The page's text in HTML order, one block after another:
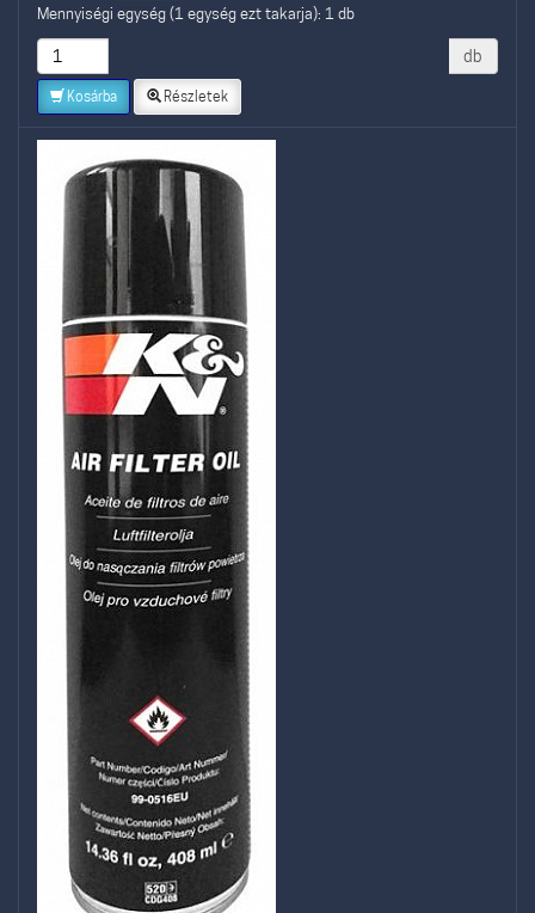
Mennyiségi egység (1 egység ezt takarja): 1 db
db
Kosárba Részletek